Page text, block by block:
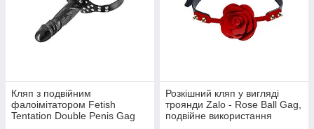
Кляп з подвійним
фалоімітатором Fetish
Tentation Double Penis Gag
Розкішний кляп у вигляді
троянди Zalo - Rose Ball Gag,
подвійне використання